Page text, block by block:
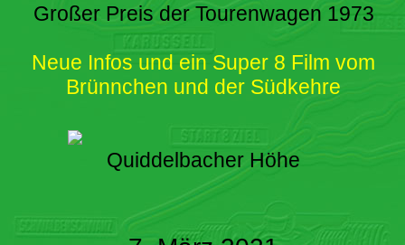
Großer Preis der Tourenwagen 1973
Neue Infos und ein Super 8 Film vom
Brünnchen und der Südkehre
Quiddelbacher Höhe